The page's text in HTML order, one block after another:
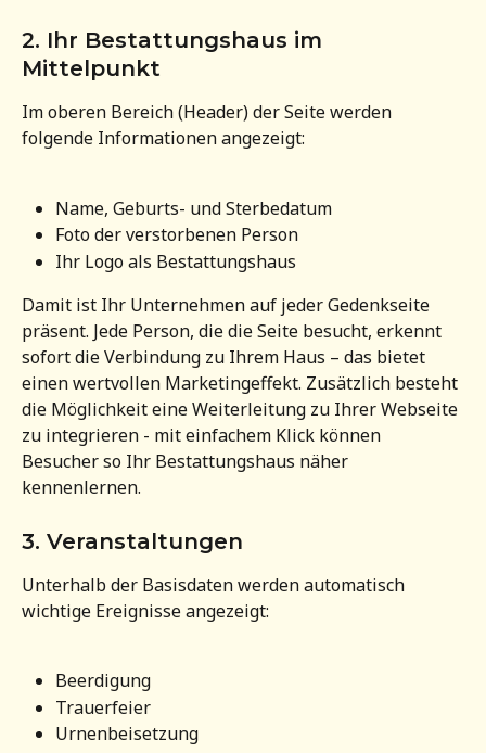
2. Ihr Bestattungshaus im
Mittelpunkt
Im oberen Bereich (Header) der Seite werden
folgende Informationen angezeigt:
Name, Geburts- und Sterbedatum
Foto der verstorbenen Person
Ihr Logo als Bestattungshaus
Damit ist Ihr Unternehmen auf jeder Gedenkseite
präsent. Jede Person, die die Seite besucht, erkennt
sofort die Verbindung zu Ihrem Haus – das bietet
einen wertvollen Marketingeffekt. Zusätzlich besteht
die Möglichkeit eine Weiterleitung zu Ihrer Webseite
zu integrieren - mit einfachem Klick können
Besucher so Ihr Bestattungshaus näher
kennenlernen.
3. Veranstaltungen
Unterhalb der Basisdaten werden automatisch
wichtige Ereignisse angezeigt:
Beerdigung
Trauerfeier
Urnenbeisetzung